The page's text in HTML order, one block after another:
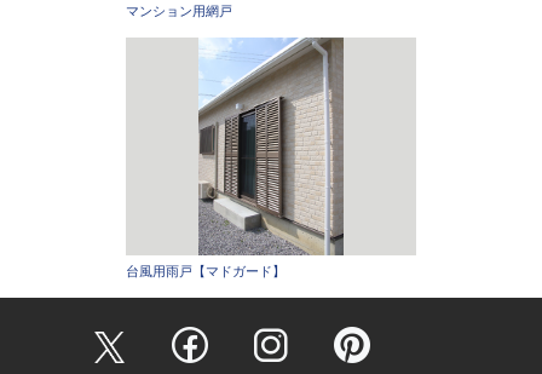
マンション用網戸
台風用雨戸【マドガード】